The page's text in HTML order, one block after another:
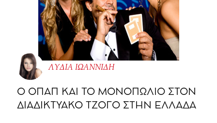
ΛΥΔΙΑ ΙΩΑΝΝΙΔΗ
O ΟΠΑΠ ΚΑΙ ΤΟ ΜΟΝΟΠΩΛΙΟ ΣΤΟΝ
ΔΙΑΔΙΚΤΥΑΚΟ ΤΖΟΓΟ ΣΤΗΝ ΕΛΛΑΔΑ